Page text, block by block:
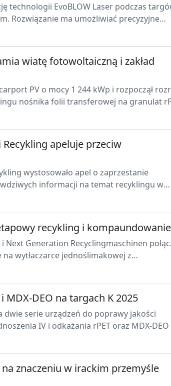
technologii EvoBLOW Laser podczas
Rozwiązanie ma umożliwiać precyzyjne
redukcję masy butelek oraz stabilną
wiatę fotowoltaiczną i zakład
PV o mocy 1 244 kWp i rozpoczął
nośnika folii transferowej na granulat
zasili znaczną część potrzeb
apeluje przeciw
wystosowało apel o zaprzestanie
informacji na temat recyklingu w
odcinka videopodcastu, w którym
recykling i kompaundowanie
Generation Recyclingmaschinen
wytłaczarce jednoślimakowej z
dwuślimakowej, aby w jednym
z PPWR i jest prezentowana na linii
kg/h w Austrii.
MDX-DEO na targach K 2025
dwie serie urządzeń do poprawy jakości
IV i odkażania rPET oraz MDX-
PE i PS. Premiery zaplanowano na targi K
znaczeniu w irackim przemyśle